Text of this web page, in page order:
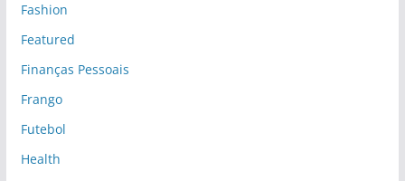
Fashion
Featured
Finanças Pessoais
Frango
Futebol
Health